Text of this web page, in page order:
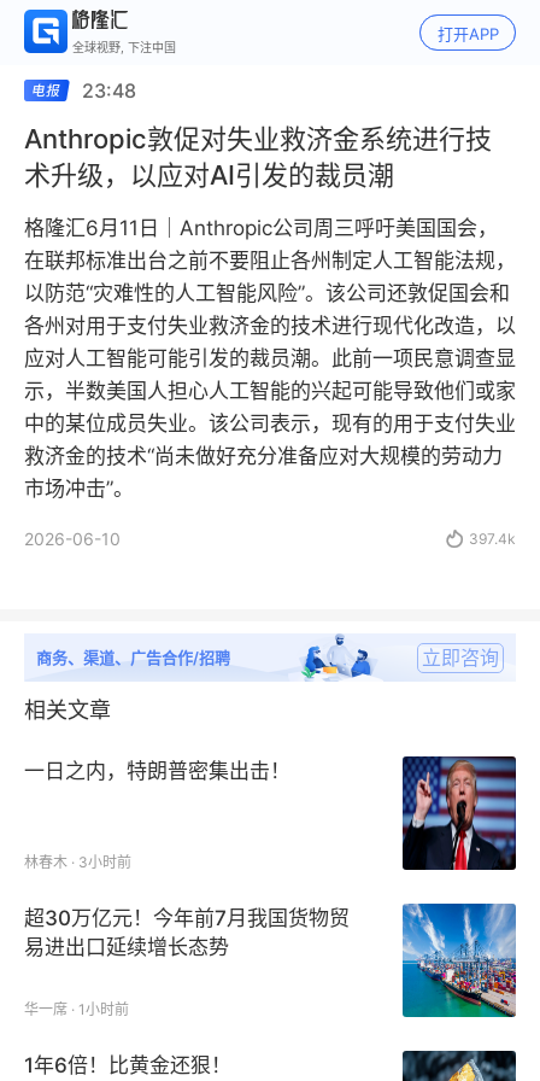
全球视野, 下注中国
打开APP
23:48
Anthropic敦促对失业救济金系统进行技
术升级，以应对AI引发的裁员潮
格隆汇6月11日｜Anthropic公司周三呼吁美国国会，
在联邦标准出台之前不要阻止各州制定人工智能法规，
以防范“灾难性的人工智能风险”。该公司还敦促国会和
各州对用于支付失业救济金的技术进行现代化改造，以
应对人工智能可能引发的裁员潮。此前一项民意调查显
示，半数美国人担心人工智能的兴起可能导致他们或家
中的某位成员失业。该公司表示，现有的用于支付失业
救济金的技术“尚未做好充分准备应对大规模的劳动力
市场冲击”。
2026-06-10  397.4k
商务、渠道、广告合作/招聘 立即咨询
相关文章
一日之内，特朗普密集出击！
林春木 · 3小时前
超30万亿元！今年前7月我国货物贸
易进出口延续增长态势
华一席 · 1小时前
1年6倍！比黄金还狠！